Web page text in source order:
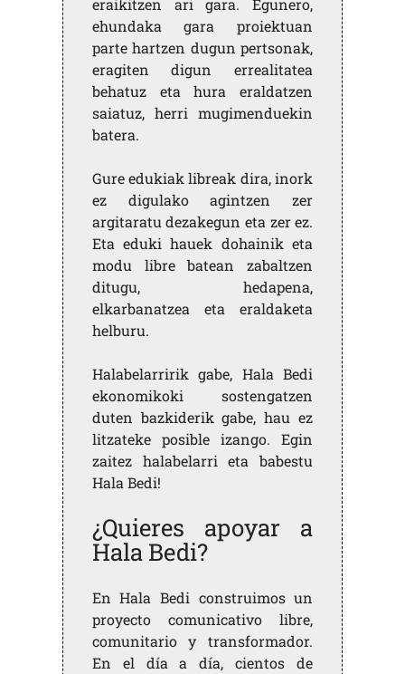
eraikitzen ari gara. Egunero,
ehundaka gara proiektuan
parte hartzen dugun pertsonak,
eragiten digun errealitatea
behatuz eta hura eraldatzen
saiatuz, herri mugimenduekin
batera.
Gure edukiak libreak dira, inork
ez digulako agintzen zer
argitaratu dezakegun eta zer ez.
Eta eduki hauek dohainik eta
modu libre batean zabaltzen
ditugu, hedapena,
elkarbanatzea eta eraldaketa
helburu.
Halabelarririk gabe, Hala Bedi
ekonomikoki sostengatzen
duten bazkiderik gabe, hau ez
litzateke posible izango. Egin
zaitez halabelarri eta babestu
Hala Bedi!
¿Quieres apoyar a
Hala Bedi?
En Hala Bedi construimos un
proyecto comunicativo libre,
comunitario y transformador.
En el día a día, cientos de